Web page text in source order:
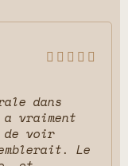
    
dans
vraiment
de voir
Le